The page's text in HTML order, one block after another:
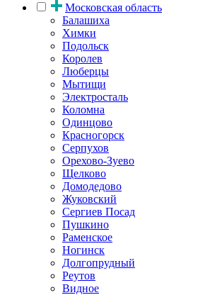
Московская область
Балашиха
Химки
Подольск
Королев
Люберцы
Мытищи
Электросталь
Коломна
Одинцово
Красногорск
Серпухов
Орехово-Зуево
Щелково
Домодедово
Жуковский
Сергиев Посад
Пушкино
Раменское
Ногинск
Долгопрудный
Реутов
Видное